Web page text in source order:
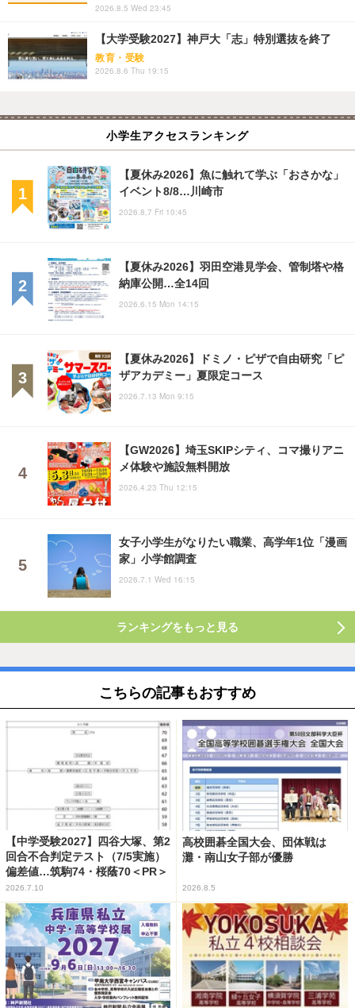
2026.8.5 Wed 23:45
【大学受験2027】神戸大「志」特別選抜を終了
教育・受験
2026.8.6 Thu 19:15
小学生アクセスランキング
【夏休み2026】魚に触れて学ぶ「おさかな」
イベント8/8…川崎市
2026.8.7 Fri 10:45
【夏休み2026】羽田空港見学会、管制塔や格
納庫公開…全14回
2026.6.15 Mon 14:15
【夏休み2026】ドミノ・ピザで自由研究「ピ
ザアカデミー」夏限定コース
2026.7.13 Mon 9:15
【GW2026】埼玉SKIPシティ、コマ撮りアニ
メ体験や施設無料開放
2026.4.23 Thu 12:15
女子小学生がなりたい職業、高学年1位「漫画
家」小学館調査
2026.7.1 Wed 16:15
ランキングをもっと見る
こちらの記事もおすすめ
【中学受験2027】四谷大塚、第2
回合不合判定テスト（7/5実施）
偏差値…筑駒74・桜蔭70＜PR＞
2026.7.10
高校囲碁全国大会、団体戦は
灘・南山女子部が優勝
2026.8.5